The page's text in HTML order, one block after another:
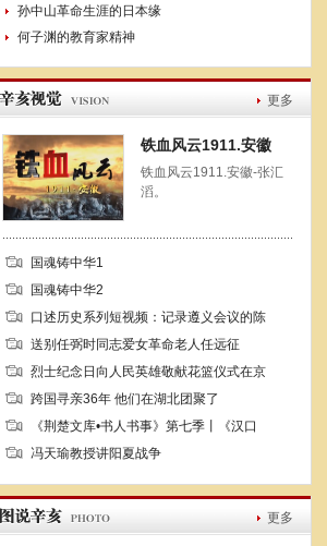
孙中山革命生涯的日本缘
何子渊的教育家精神
更多
铁血风云1911.安徽
铁血风云1911.安徽-张汇
滔。
国魂铸中华1
国魂铸中华2
口述历史系列短视频：记录遵义会议的陈
送别任弼时同志爱女革命老人任远征
烈士纪念日向人民英雄敬献花篮仪式在京
跨国寻亲36年 他们在湖北团聚了
《荆楚文库•书人书事》第七季丨《汉口
冯天瑜教授讲阳夏战争
更多